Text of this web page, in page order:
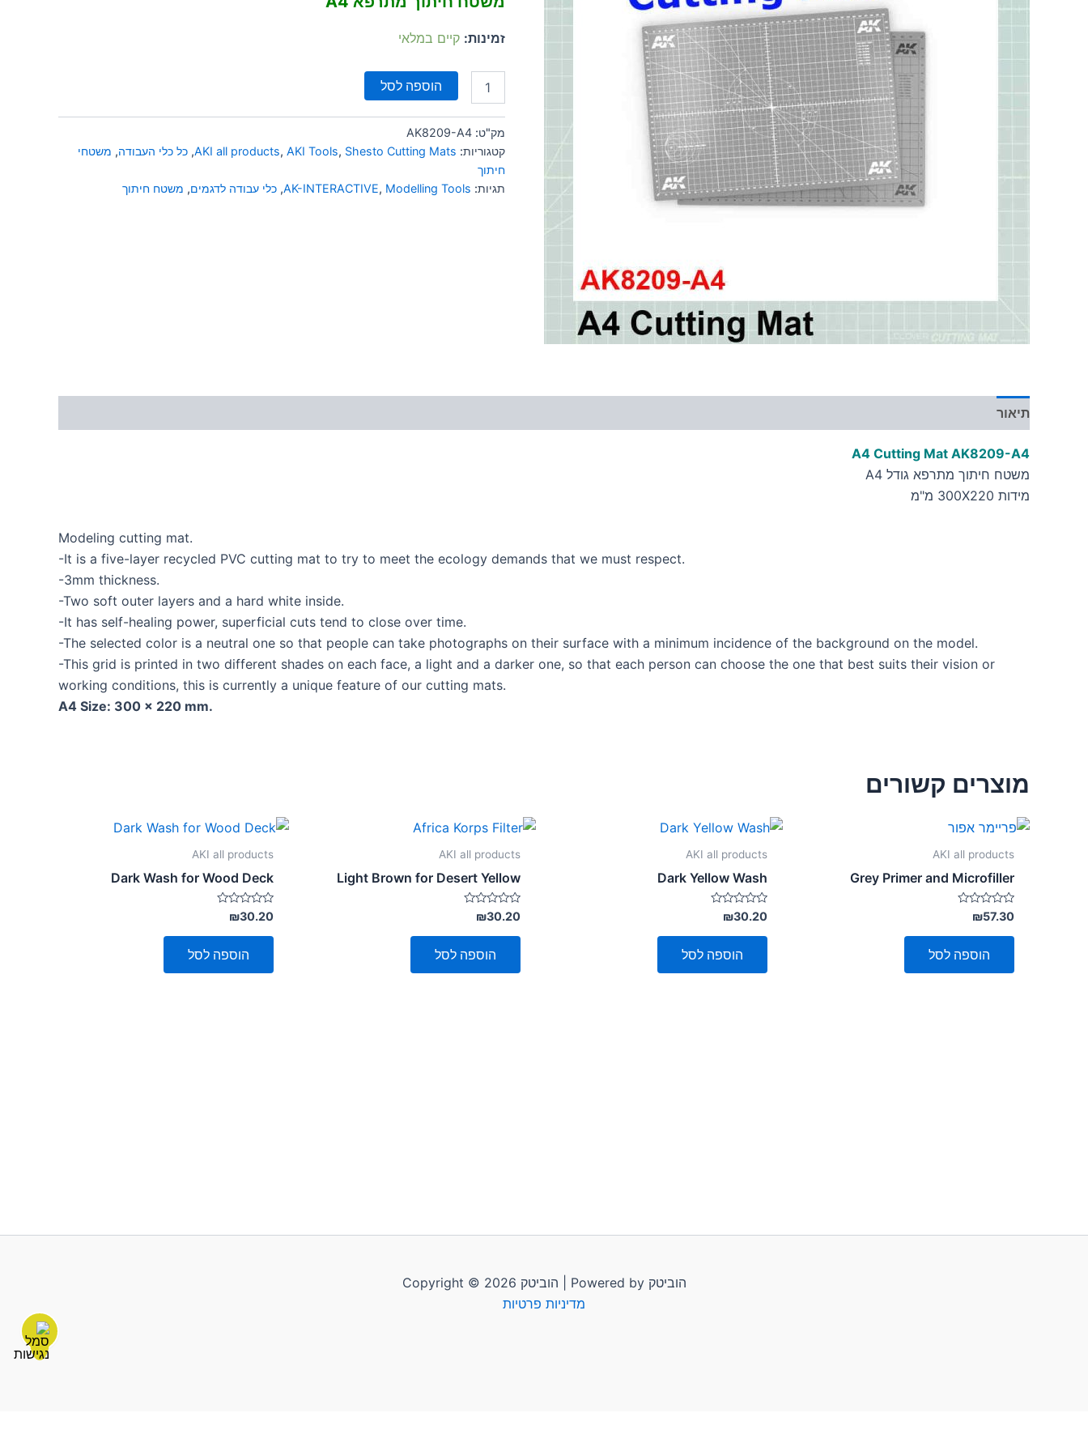
זמינות: קיים במלאי
הוספה לסל
מק"ט: AK8209-A4
קטגוריות:
AKI all products, AKI Tools, Shesto Cutting Mats
, כל כלי העבודה, משטחי
חיתוך
תגיות:
AK-INTERACTIVE, Modelling Tools
, כלי עבודה לדגמים, משטח חיתוך
תיאור
A4 Cutting Mat AK8209-A4
משטח חיתוך מתרפא גודל A4
מידות 300X220 מ"מ
Modeling cutting mat.
-It is a five-layer recycled PVC cutting mat to try to meet the ecology demands that we must respect.
-3mm thickness.
-Two soft outer layers and a hard white inside.
-It has self-healing power, superficial cuts tend to close over time.
-The selected color is a neutral one so that people can take photographs on their surface with a minimum incidence of the background on the model.
-This grid is printed in two different shades on each face, a light and a darker one, so that each person can choose the one that best suits their vision or
working conditions, this is currently a unique feature of our cutting mats.
A4 Size: 300 x 220 mm.
מוצרים קשורים
AKI all products
Grey Primer and Microfiller
דורג
0
מתוך
₪57.30
הוספה לסל
AKI all products
Dark Yellow Wash
דורג
0
מתוך
₪30.20
הוספה לסל
AKI all products
Light Brown for Desert Yellow
דורג
0
מתוך
₪30.20
הוספה לסל
AKI all products
Dark Wash for Wood Deck
דורג
0
מתוך
₪30.20
הוספה לסל
Copyright © 2026 הוביטק | Powered by הוביטק
מדיניות פרטיות